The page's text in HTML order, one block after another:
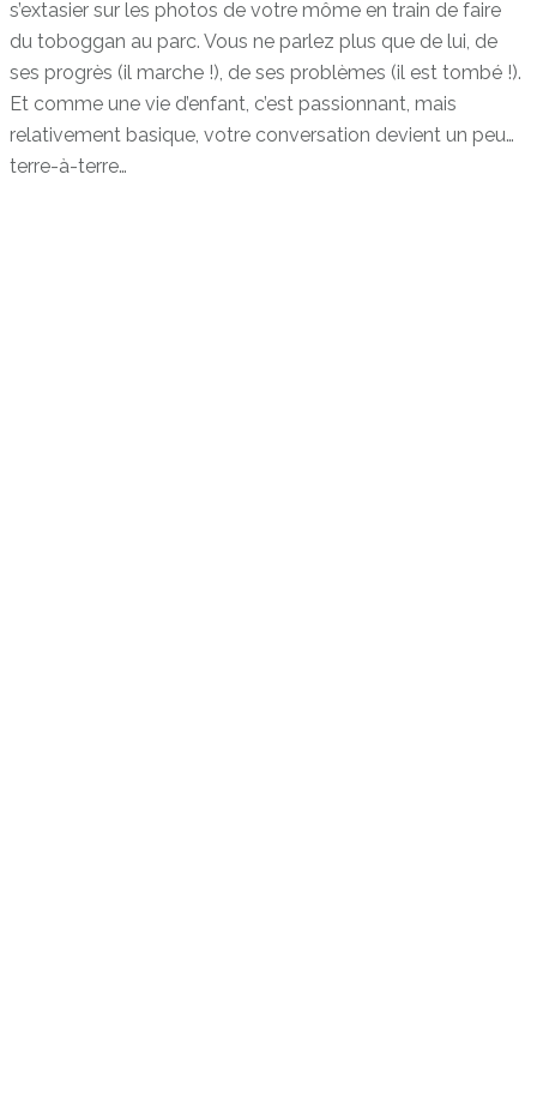
s’extasier sur les photos de votre môme en train de faire
du toboggan au parc. Vous ne parlez plus que de lui, de
ses progrès (il marche !), de ses problèmes (il est tombé !).
Et comme une vie d’enfant, c’est passionnant, mais
relativement basique, votre conversation devient un peu…
terre-à-terre…